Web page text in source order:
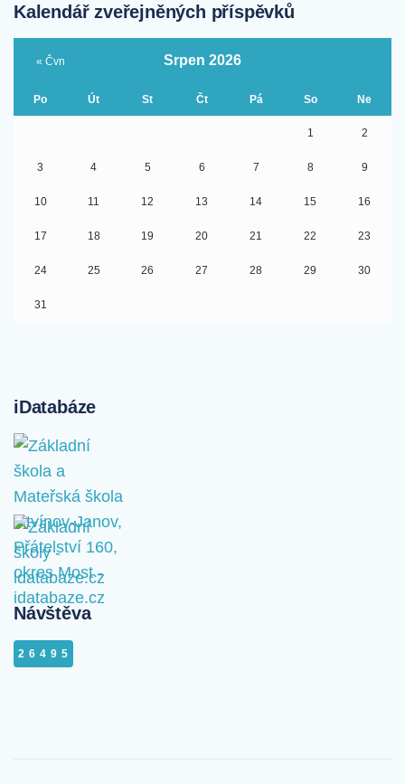
Kalendář zveřejněných příspěvků
Srpen 2026
Po Út St Čt Pá So Ne
1 2
3 4 5 6 7 8 9
10 11 12 13 14 15 16
17 18 19 20 21 22 23
24 25 26 27 28 29 30
31
« Čvn
iDatabáze
Návštěva
26495